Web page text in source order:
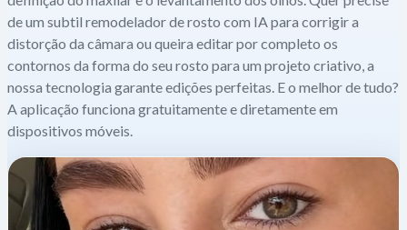
de um subtil remodelador de rosto com IA para corrigir a
distorção da câmara ou queira editar por completo os
contornos da forma do seu rosto para um projeto criativo, a
nossa tecnologia garante edições perfeitas. E o melhor de tudo?
A aplicação funciona gratuitamente e diretamente em
dispositivos móveis.